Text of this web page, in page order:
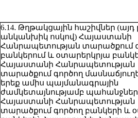
6.14. Թղթակցային հաշիվներ (այդ
անկանխիկ ոսկով) Հայաստանի
Հանրապետության տարածքում
բանկերում և օտարերկրյա
Հայաստանի Հանրապետության
տարածքում գործող
երեք ամիս պայմանագրային
ժամկետայնությամբ պահանջներ
Հայաստանի Հանրապետության
տարածքում գործող բանկերի և